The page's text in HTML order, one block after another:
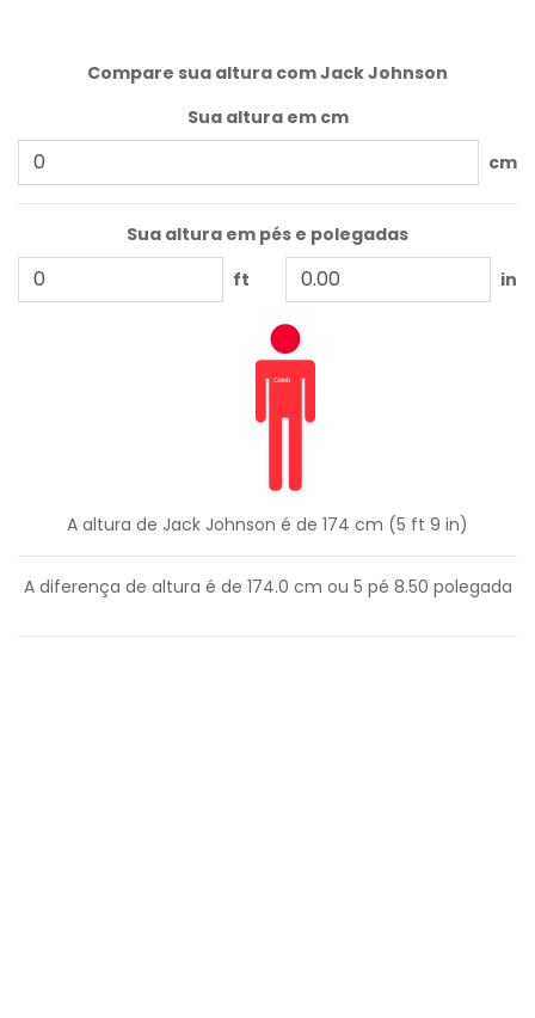
Compare sua altura com Jack Johnson
Sua altura em cm
cm
Sua altura em pés e polegadas
ft
in
A altura de Jack Johnson é de 174 cm (5 ft 9 in)
A diferença de altura é de 174.0 cm ou 5 pé 8.50 polegada